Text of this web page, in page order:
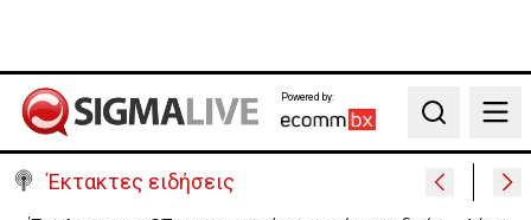
Powered by:
Search
Έκτακτες ειδήσεις